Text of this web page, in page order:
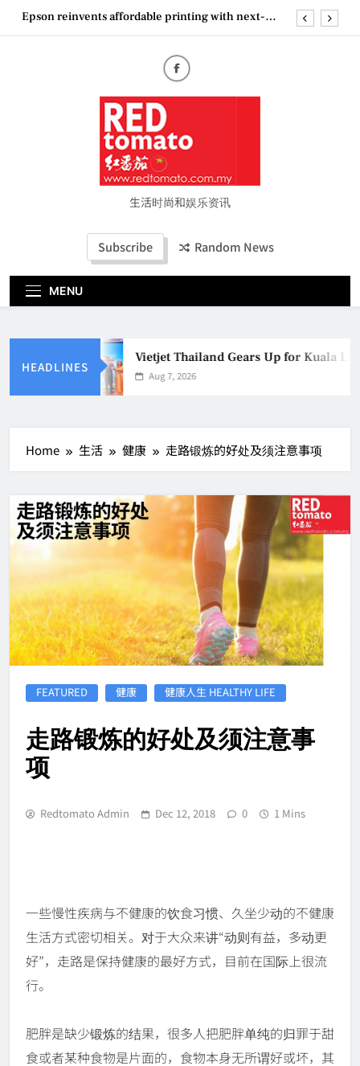
SkipEpson reinvents affordable printing with next-
“See Her Heal – 1,000 Untold Stories” 为马来西亚
妈妈提供分享剖腹产复原历程的空间
Vietjet Thailand Gears Up for Kuala Lumpur–
Bangkok Service Launch on9 October
Epson reinvents affordable printing with next-
generation EcoTank Series
Couture Fashion Week Malaysia 2026– Press
妈妈提供分享剖腹产复原历程的空间
生活时尚和娱乐资讯
Subscribe Random News
MENU
HEADLINES
Vietjet Thailand Gears Up for Kuala
Aug 7, 2026
Home 生活 健康 走路锻炼的好处及须注意事项
FEATURED 健康 健康人生 HEALTHY LIFE
走路锻炼的好处及须注意事
项
Redtomato Admin Dec 12, 2018 0 1 Mins
一些慢性疾病与不健康的饮食习惯、久坐少动的不健康
生活方式密切相关。对于大众来讲“动则有益，多动更
好”，走路是保持健康的最好方式，目前在国际上很流
行。
肥胖是缺少锻炼的结果，很多人把肥胖单纯的归罪于甜
食或者某种食物是片面的，食物本身无所谓好或坏，其